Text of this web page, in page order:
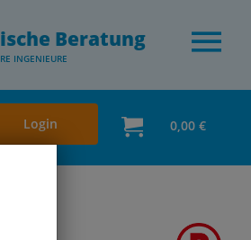
Beratung
INGENIEURE
Login 0,00 €